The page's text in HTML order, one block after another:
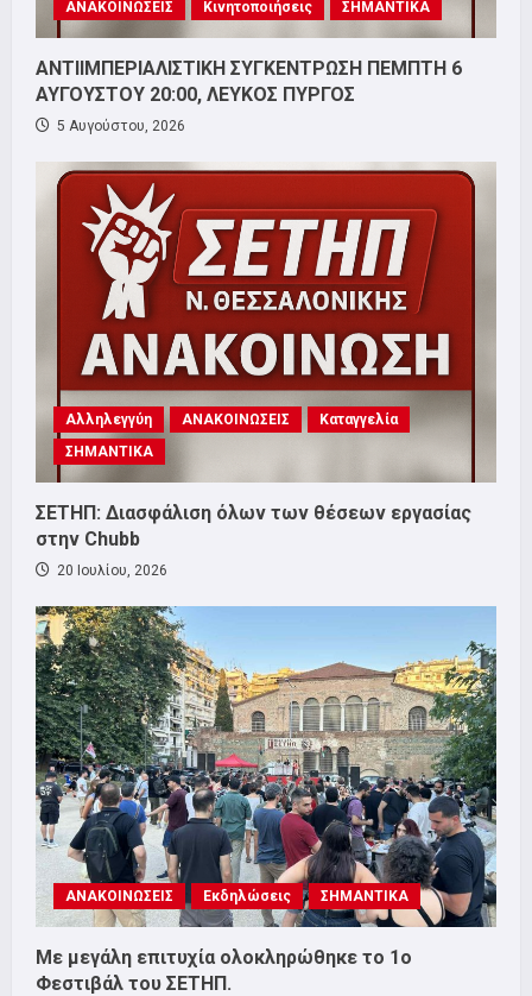
ΑΝΑΚΟΙΝΩΣΕΙΣ Κινητοποιήσεις ΣΗΜΑΝΤΙΚΑ
ΑΝΤΙΙΜΠΕΡΙΑΛΙΣΤΙΚΗ ΣΥΓΚΕΝΤΡΩΣΗ ΠΕΜΠΤΗ 6
ΑΥΓΟΥΣΤΟΥ 20:00, ΛΕΥΚΟΣ ΠΥΡΓΟΣ
5 Αυγούστου, 2026
Αλληλεγγύη ΑΝΑΚΟΙΝΩΣΕΙΣ
Καταγγελία
ΣΗΜΑΝΤΙΚΑ
ΣΕΤΗΠ: Διασφάλιση όλων των θέσεων εργασίας
στην Chubb
20 Ιουλίου, 2026
ΑΝΑΚΟΙΝΩΣΕΙΣ Εκδηλώσεις ΣΗΜΑΝΤΙΚΑ
Με μεγάλη επιτυχία ολοκληρώθηκε το 1ο
Φεστιβάλ του ΣΕΤΗΠ.